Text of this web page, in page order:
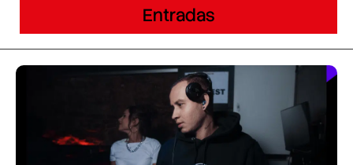
Entradas